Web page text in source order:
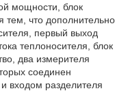
мощности, блок
тем, что дополнительно
первый выход
теплоносителя, блок
два измерителя
соединен
входом разделителя